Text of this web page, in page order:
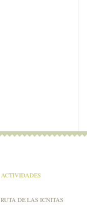
ACTIVIDADES
RUTA DE LAS ICNITAS